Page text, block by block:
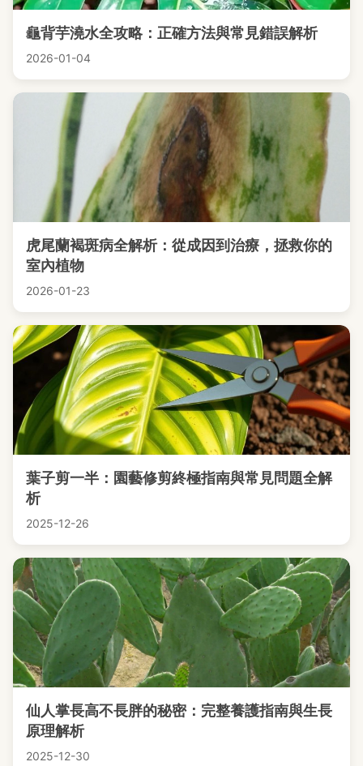
龜背芋澆水全攻略：正確方法與常見錯誤解析
2026-01-04
虎尾蘭褐斑病全解析：從成因到治療，拯救你的
室內植物
2026-01-23
葉子剪一半：園藝修剪終極指南與常見問題全解
析
2025-12-26
仙人掌長高不長胖的秘密：完整養護指南與生長
原理解析
2025-12-30